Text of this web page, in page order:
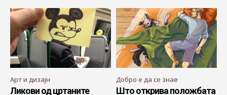
Арт и дизајн
Ликови од цртаните
Добро е да се знае
Што открива положбата